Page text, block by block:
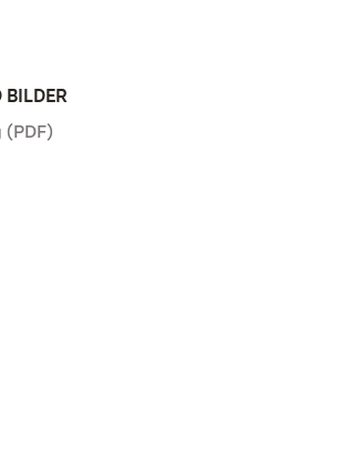
BILDER